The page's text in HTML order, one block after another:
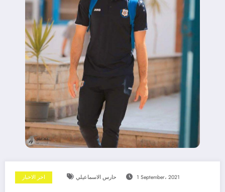
اخر الاخبار حارس الاسماعيلي 1 September، 2021